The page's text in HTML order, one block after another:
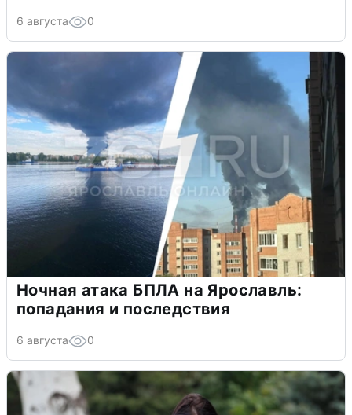
6 августа 0
Ночная атака БПЛА на Ярославль:
попадания и последствия
6 августа 0